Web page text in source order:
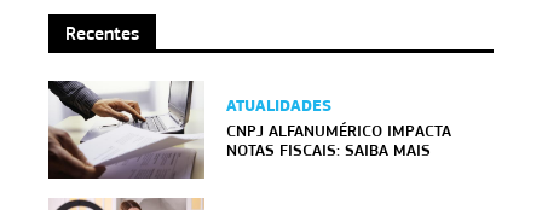
Recentes
ATUALIDADES
CNPJ ALFANUMÉRICO IMPACTA
NOTAS FISCAIS: SAIBA MAIS